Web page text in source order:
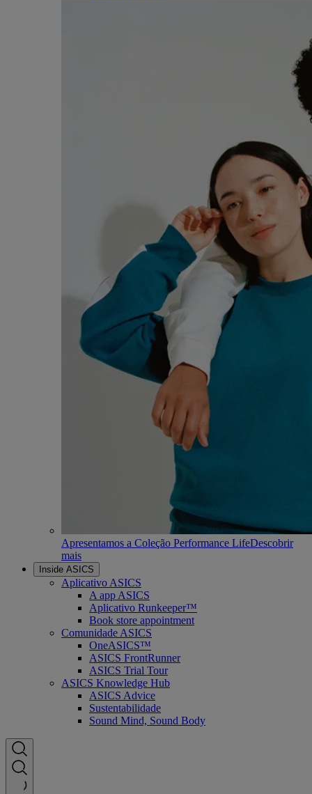
Apresentamos a Coleção Performance LifeDescobrir
mais
Inside ASICS
Aplicativo ASICS
A app ASICS
Aplicativo Runkeeper™
Book store appointment
Comunidade ASICS
OneASICS™
ASICS FrontRunner
ASICS Trial Tour
ASICS Knowledge Hub
ASICS Advice
Sustentabilidade
Sound Mind, Sound Body